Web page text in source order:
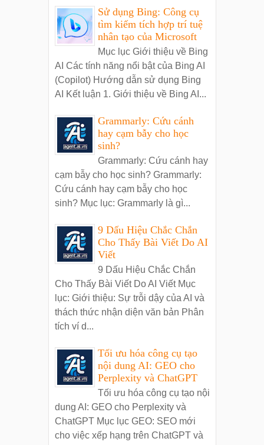
Sử dụng Bing: Công cụ
tìm kiếm tích hợp trí tuệ
nhân tạo của Microsoft
Mục lục Giới thiệu về Bing
AI Các tính năng nổi bật của Bing AI
(Copilot) Hướng dẫn sử dụng Bing
AI Kết luận 1. Giới thiệu về Bing AI...
Grammarly: Cứu cánh
hay cạm bẫy cho học
sinh?
Grammarly: Cứu cánh hay
cạm bẫy cho học sinh? Grammarly:
Cứu cánh hay cạm bẫy cho học
sinh? Mục lục: Grammarly là gì...
9 Dấu Hiệu Chắc Chắn
Cho Thấy Bài Viết Do AI
Viết
9 Dấu Hiệu Chắc Chắn
Cho Thấy Bài Viết Do AI Viết Mục
lục: Giới thiệu: Sự trỗi dậy của AI và
thách thức nhận diện văn bản Phân
tích ví d...
Tối ưu hóa công cụ tạo
nội dung AI: GEO cho
Perplexity và ChatGPT
Tối ưu hóa công cụ tạo nội
dung AI: GEO cho Perplexity và
ChatGPT Mục lục GEO: SEO mới
cho việc xếp hạng trên ChatGPT và